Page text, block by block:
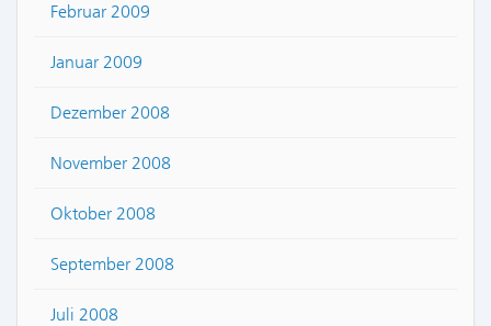
Februar 2009
Januar 2009
Dezember 2008
November 2008
Oktober 2008
September 2008
Juli 2008